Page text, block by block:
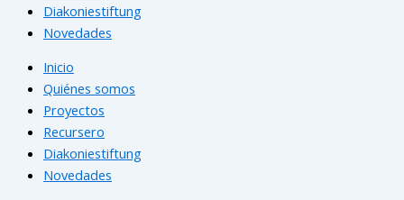
Diakoniestiftung
Novedades
Inicio
Quiénes somos
Proyectos
Recursero
Diakoniestiftung
Novedades